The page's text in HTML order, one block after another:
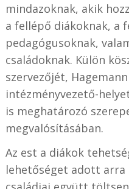
mindazoknak, akik
a fellépő diákoknak, a
pedagógusoknak,
családoknak. Külön
szervezőjét,
intézményvezető-
is meghatározó
megvalósításában.
Az est a diákok
lehetőséget adott arra